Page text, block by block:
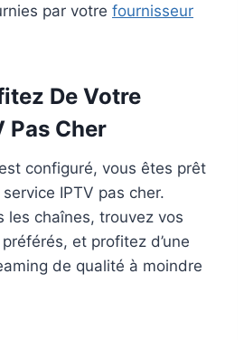
par votre fournisseur
De Votre
Pas Cher
configuré, vous êtes prêt
IPTV pas cher.
les chaînes, trouvez vos
et profitez d’une
de qualité à moindre